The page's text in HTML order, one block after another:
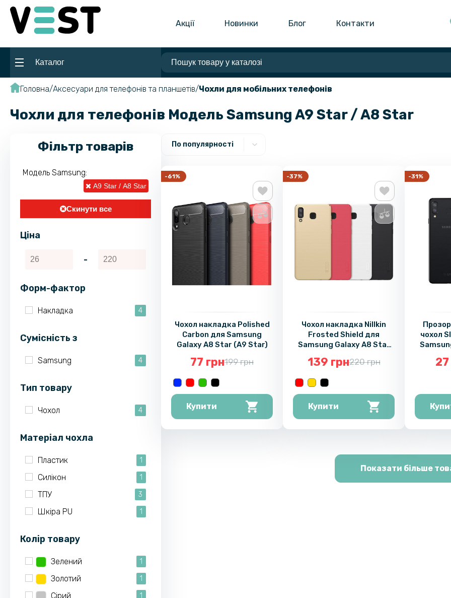
Акції Новинки Блог Контакти
Каталог
Головна Аксесуари для телефонів та планшетів Чохли для мобільних телефонів
Чохли для телефонів Модель Samsung A9 Star / A8 Star
Фільтр товарів
Модель Samsung:
A9 Star / A8 Star
Скинути все
Ціна
-
Форм-фактор
Накладка 4
Cумісність з
Samsung 4
Тип товару
Чохол 4
Матеріал чохла
Пластик 1
Силікон 1
ТПУ 3
Шкіра PU 1
Колір товару
Зелений 1
Золотий 1
Сірий 1
По популярності
-61%
Чохол накладка Polished
Carbon для Samsung
Galaxy A8 Star (A9 Star)
77 грн199 грн
Купити
-37%
Чохол накладка Nillkin
Frosted Shield для
Samsung Galaxy A8 Star
139 грн220 грн
Купити
-31%
чохол
27
Показати більше